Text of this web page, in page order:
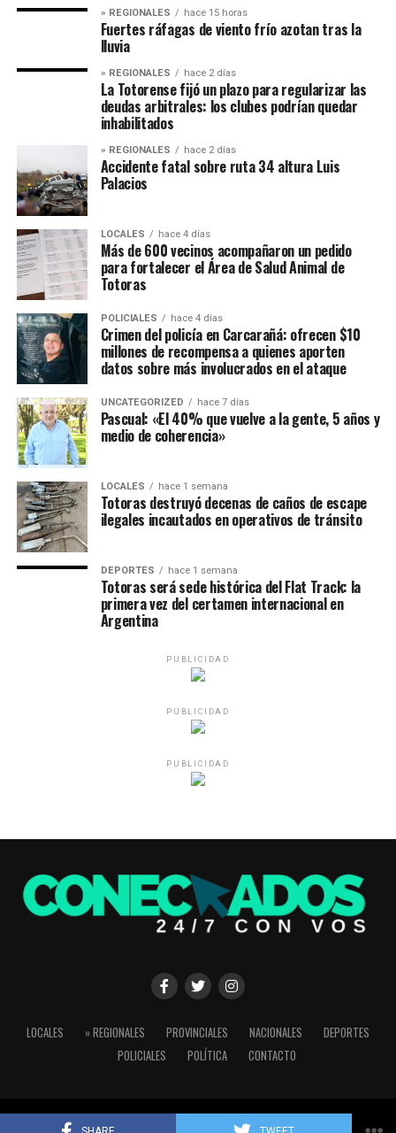
» REGIONALES hace 15 horas
Fuertes ráfagas de viento frío azotan tras la
lluvia
» REGIONALES hace 2 días
La Totorense fijó un plazo para regularizar las
deudas arbitrales: los clubes podrían quedar
inhabilitados
» REGIONALES hace 2 días
Accidente fatal sobre ruta 34 altura Luis
Palacios
LOCALES hace 4 días
Más de 600 vecinos acompañaron un pedido
para fortalecer el Área de Salud Animal de
Totoras
POLICIALES hace 4 días
Crimen del policía en Carcarañá: ofrecen $10
millones de recompensa a quienes aporten
datos sobre más involucrados en el ataque
UNCATEGORIZED hace 7 días
Pascual: «El 40% que vuelve a la gente, 5 años y
medio de coherencia»
LOCALES hace 1 semana
Totoras destruyó decenas de caños de escape
ilegales incautados en operativos de tránsito
DEPORTES hace 1 semana
Totoras será sede histórica del Flat Track: la
primera vez del certamen internacional en
Argentina
PUBLICIDAD
PUBLICIDAD
PUBLICIDAD
LOCALES » REGIONALES PROVINCIALES NACIONALES
DEPORTES
POLICIALES
POLÍTICA CONTACTO
Copyright © 2024 Conectados 24/7